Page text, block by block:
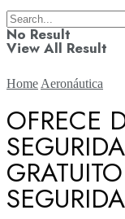
No Result
View All Result
Aerolíneas
Aeronáutica
Home Aeronáutica
OFRECE